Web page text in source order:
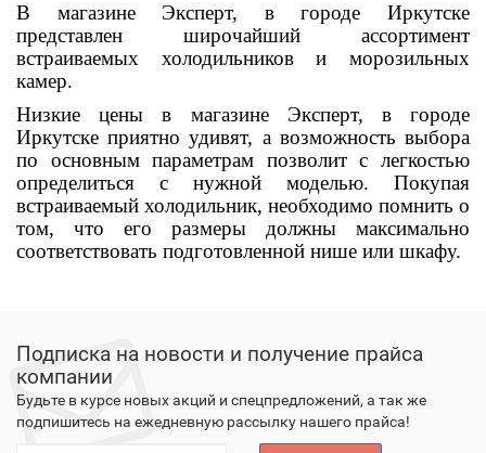
В магазине Эксперт, в городе Иркутске
представлен широчайший ассортимент
встраиваемых холодильников и морозильных
камер.
Низкие цены в магазине Эксперт, в городе
Иркутске приятно удивят, а возможность выбора
по основным параметрам позволит с легкостью
определиться с нужной моделью. Покупая
встраиваемый холодильник, необходимо помнить о
том, что его размеры должны максимально
соответствовать подготовленной нише или шкафу.
Подписка на новости и получение прайса
компании
Будьте в курсе новых акций и спецпредложений, а так же
подпишитесь на ежедневную рассылку нашего прайса!